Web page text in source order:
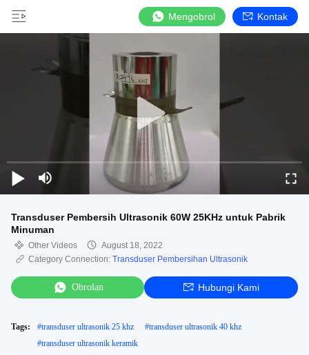
Mengobrol Kontak
Transduser Pembersih Ultrasonik 60W 25KHz untuk Pabrik
Minuman
Other Videos
August 18, 2022
Category Connection: Transduser Pembersihan Ultrasonik
Obrolan Hubungi Kami
Tags: #transduser ultrasonik 25 khz #transduser ultrasonik 40 khz
#transduser ultrasonik keramik